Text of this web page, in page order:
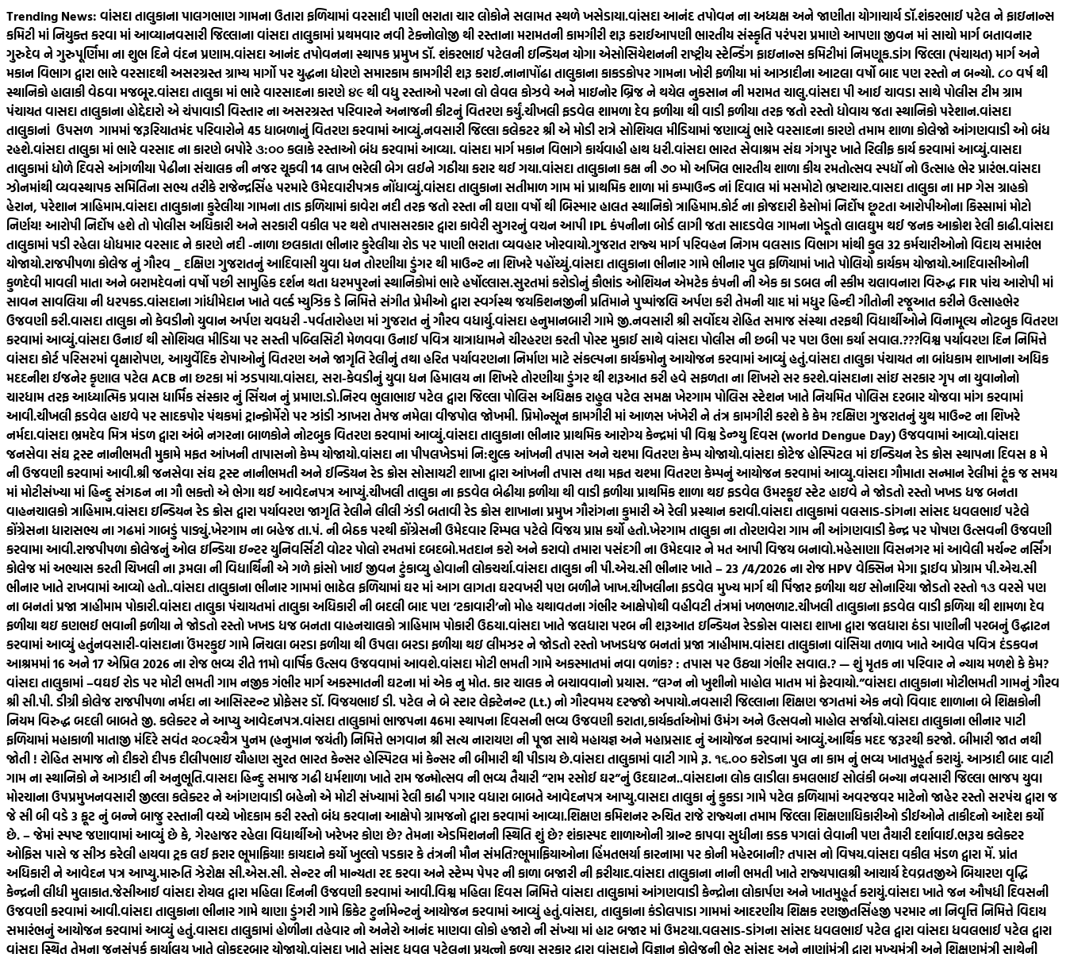
Skip
to
content
Trending News: વાંસદા તાલુકાના પાલગભાણ ગામના ઉતારા ફળિયામાં વરસાદી પાણી ભરાતા ચાર લોકોને સલામત સ્થળે ખસેડાયા.વાંસદા આનંદ તપોવન ના અધ્યક્ષ અને જાણીતા યોગાચાર્ય ડૉ.શંકરભાઈ પટેલ ને ફાઇનાન્સ
કમિટી માં નિયુક્ત કરવા માં આવ્યાનવસારી જિલ્લાના વાંસદા તાલુકામાં પ્રથમવાર નવી ટેક્નોલોજી થી રસ્તાના મરામતની કામગીરી શરૂ કરાઈઆપણી ભારતીય સંસ્કૃતિ પરંપરા પ્રમાણે આપણા જીવન માં સાચો માર્ગ બતાવનાર
ગુરુદેવ ને ગુરુપૂર્ણિમા ના શુભ દિને વંદન પ્રણામ.વાંસદા આનંદ તપોવનના સ્થાપક પ્રમુખ ડૉ. શંકરભાઈ પટેલની ઇન્ડિયન યોગા એસોસિયેશનની રાષ્ટ્રીય સ્ટેન્ડિંગ ફાઇનાન્સ કમિટીમાં નિમણૂક.ડાંગ જિલ્લા (પંચાયત) માર્ગ અને
મકાન વિભાગ દ્વારા ભારે વરસાદથી અસરગ્રસ્ત ગ્રામ્ય માર્ગો પર યુદ્ધના ધોરણે સમારકામ કામગીરી શરૂ કરાઈ.નાનાપોંઢા તાલુકાના કાકડકોપર ગામના ખોરી ફળીયા માં આઝાદીના આટલા વર્ષો બાદ પણ રસ્તો ન બન્યો. ૮૦‌ વર્ષ થી
સ્થાનિકો હાલાકી વેઠવા મજબૂર.વાંસદા તાલુકા માં ભારે વારસાદના કારણે ૪૯ થી વધુ રસ્તાઓ પરના લો લેવલ કોઝવે અને માઇનોર બ્રિજ ને થયેલ નુકસાન ની મરામત ચાલુ.વાંસદા પી આઈ ચાવડા સાથે પોલીસ ટીમ ગ્રામ
પંચાયત વાસદા તાલુકાના હોદ્દેદારો એ ચંપાવાડી વિસ્તાર ના અસરગ્રસ્ત પરિવારને અનાજની કીટનું વિતરણ કર્યું.ચીખલી ફડવેલ શામળા દેવ ફળીયા થી વાડી ફળીયા તરફ જતો રસ્તો ધોવાય જતા સ્થાનિકો પરેશાન.વાંસદા
તાલુકાનાં ઉપસળ ગામમાં જરૂરિયાતમંદ પરિવારોને 45 ધાબળાનું વિતરણ કરવામાં આવ્યું.નવસારી જિલ્લા કલેકટર શ્રી એ મોડી રાત્રે સોશિયલ મીડિયામાં જણાવ્યું ભારે વરસાદના કારણે તમામ શાળા કોલેજો આંગણવાડી ઓ બંધ
રહશે.વાંસદા તાલુકા માં ભારે વરસાદ ના કારણે બપોરે ૩:૦૦ કલાકે રસ્તાઓ બંધ કરવામાં આવ્યા. વાંસદા માર્ગ મકાન વિભાગે કાર્યવાહી હાથ ધરી.વાંસદા ભારત સેવાશ્રમ સંઘ ગંગપુર ખાતે રિલીફ કાર્ય કરવામાં આવ્યું.વાસદા
તાલુકામાં ધોળે દિવસે આંગળીયા પેઢીના સંચાલક ની નજર ચૂકવી 14 લાખ ભરેલી બેગ લઈને ગઠીયા કરાર થઈ ગયા.વાંસદા તાલુકાના કક્ષ ની ૭૦ મો અખિલ ભારતીય શાળા કીય રમતોત્સવ સ્પધૉ નો ઉત્સાહ ભેર પ્રારંભ.વાંસદા
ઝોનમાંથી વ્યવસ્થાપક સમિતિના સભ્ય તરીકે રાજેન્દ્રસિંહ પરમારે ઉમેદવારીપત્રક નોંધાવ્યું.વાંસદા તાલુકાના સતીમાળ ગામ માં પ્રાથમિક શાળા માં કમ્પાઉન્ડ નાં દિવાલ માં મસમોટો ભ્રષ્ટાચાર.વાસદા તાલુકા ના HP ગેસ ગ્રાહકો
હેરાન, પરેશાન ત્રાહિમામ.વાંસદા તાલુકાના કુરેલીયા ગામના તાડ ફળિયામાં કાવેરા નદી તરફ જતો રસ્તા ની ઘણા વર્ષો થી બિસ્માર હાલત સ્થાનિકો ત્રાહિમામ.કોર્ટ ના ફોજદારી કેસોમાં નિર્દોષ છૂટતા આરોપીઓના કિસ્સામાં મોટો
નિર્ણય! આરોપી નિર્દોષ હશે તો પોલીસ અધિકારી અને સરકારી વકીલ પર થશે તપાસસરકાર દ્વારા કાવેરી સુગરનું વચન આપી IPL કંપનીના બોર્ડ લાગી જતા સાદડવેલ ગામના ખેડૂતો લાલઘુમ થઈ જનક આક્રોશ રેલી કાઢી.વાંસદા
તાલુકામાં પડી રહેલા ધોધમાર વરસાદ ને કારણે નદી -નાળા છલકાતા ભીનાર કુરેલીયા રોડ પર પાણી ભરાતા વ્યવહાર ખોરવાયો.ગુજરાત રાજ્ય માર્ગ પરિવહન નિગમ વલસાડ વિભાગ માંથી કુલ 32 કર્મચારીઓનો વિદાય સમારંભ
યોજાયો.રાજપીપળા કોલેજ નું ગૌરવ _ દક્ષિણ ગુજરાતનું આદિવાસી યુવા ધન તોરણીયા ડુંગર થી માઉન્ટ ના શિખરે પહોંચ્યું.વાંસદા તાલુકાના ભીનાર ગામે ભીનાર પુલ ફળિયામાં ખાતે પોલિયો કાર્યકમ યોજાયો.આદિવાસીઓની
કુળદેવી માવલી માતા અને બરામદેવનાં વર્ષો પછી સામુહિક દર્શન થતા ધરમપુરનાં સ્થાનિકોમાં ભારે હર્ષોલ્લાસ.સુરતમાં કરોડોનું કૌભાંડ ઓશિયન એમટેક કંપની ની એક કા ડબલ ની સ્કીમ ચલાવનારા વિરુદ્ધ FIR પાંચ આરોપી માં
સાવન સાવલિયા ની ધરપકડ.વાંસદાના ગાંધીમેદાન ખાતે વર્લ્ડ મ્યુઝિક ડે નિમિત્તે સંગીત પ્રેમીઓ દ્વારા સ્વર્ગસ્થ જયકિશનજીની પ્રતિમાને પુષ્પાંજલિ અર્પણ કરી તેમની યાદ માં મધુર હિન્દી ગીતોની રજૂઆત કરીને ઉત્સાહભેર
ઉજવણી કરી.વાસદા તાલુકા નો કેવડીનો યુવાન અર્પણ ચવધરી -પર્વતારોહણ માં ગુજરાત નું ગૌરવ વધાર્યુ.વાંસદા હનુમાનબારી ગામે જી.નવસારી શ્રી સર્વોદય રોહિત સમાજ સંસ્થા તરફથી વિદ્યાર્થીઓને વિનામૂલ્ય નોટબુક વિતરણ
કરવામાં આવ્યું.વાંસદા ઉનાઈ થી સોશિયલ મીડિયા પર સસ્તી પબ્લિસિટી મેળવવા ઉનાઈ પવિત્ર યાત્રાધામને ચીરહરણ કરતી પોસ્ટ મુકાઈ સાથે વાંસદા પોલીસ ની છબી પર પણ ઉભા કર્યા સવાલ.???વિશ્વ પર્યાવરણ દિન નિમિત્તે
વાંસદા કોર્ટ પરિસરમાં વૃક્ષારોપણ, આયુર્વેદિક રોપાઓનું વિતરણ અને જાગૃતિ રેલીનું તથા હરિત પર્યાવરણના નિર્માણ માટે સંકલ્પના કાર્યક્રમોનુ આયોજન કરવામાં આવ્યું હતું.વાંસદા તાલુકા પંચાયત ના બાંધકામ શાખાના અધિક
મદદનીશ ઈજનેર કૃણાલ પટેલ ACB ના છટકા માં ઝડપાયા.વાંસદા, સરા-કેવડીનું યુવા ધન હિમાલય ના શિખરે તોરણીયા ડુંગર થી શરૂઆત કરી હવે સફળતા ના શિખરો સર કરશે.વાંસદાના સાંઇ સરકાર ગૃપ ના યુવાનોનો
ચારધામ તરફ આધ્યાત્મિક પ્રવાસ ધાર્મિક સંસ્કાર નું સિંચન નું પ્રમાણ.ડો.નિરવ ભુલાભાઇ પટેલ દ્વારા જિલ્લા પોલિસ અધિક્ષક રાહુલ પટેલ સમક્ષ ખેરગામ પોલિસ સ્ટેશન ખાતે નિયમિત પોલિસ દરબાર યોજવા માંગ કરવામાં
આવી.ચીખલી ફડવેલ હાઇવે પર સાદકપોર પંથકમાં ટ્રાન્ફોર્મેરો પર ઝાંડી ઝાખરા તેમજ નમેલા વીજપોલ જોખમી. પ્રિમોન્સૂન કામગીરી માં આળસ ખંખેરી ને તંત્ર કામગીરી કરશે કે કેમ ?દક્ષિણ ગુજરાતનું યુથ માઉન્ટ ના શિખરે
નર્મદા.વાંસદા ભ્રમદેવ મિત્ર મંડળ દ્વારા અંબે નગરના બાળકોને નોટબુક વિતરણ કરવામાં આવ્યું.વાંસદા તાલુકાના ભીનાર પ્રાથમિક આરોગ્ય કેન્દ્રમાં પી વિશ્વ ડેન્ગ્યુ દિવસ (world Dengue Day) ઉજવવામાં આવ્યો.વાંસદા
જનસેવા સંઘ ટ્રસ્ટ નાનીભમતી મુકામે મફત આંખની તાપાસનો કેમ્પ યોજાયો.વાંસદા ના પીપલખેડમાં નિ:શુલ્ક આંખની તપાસ અને ચશ્મા વિતરણ કેમ્પ યોજાયો.વાંસદા કોટેજ હોસ્પિટલ માં ઇન્ડિયન રેડ ક્રોસ સ્થાપના દિવસ 8 મે
ની ઉજવણી કરવામાં આવી.શ્રી જનસેવા સંઘ ટ્રસ્ટ નાનીભમતી અને ઈન્ડિયન રેડ ક્રોસ સોસાયટી શાખા દ્વારા આંખની તપાસ તથા મફત ચશ્મા વિતરણ કેમ્પનું આયોજન કરવામાં આવ્યુ.વાંસદા ગૌમાતા સન્માન રેલીમાં ટૂંક જ સમય
માં મોટીસંખ્યા માં હિન્દુ સંગઠન ના ગૌ ભક્તો એ ભેગા થઈ આવેદનપત્ર આપ્યું.ચીખલી તાલુકા ના ફડવેલ બેઢીયા ફળીયા થી વાડી ફળીયા પ્રાથમિક શાળા થઇ ફડવેલ ઉમરકૂઇ સ્ટેટ હાઇવે ને જોડતો રસ્તો ખખડ ધજ બનતા
વાહનચાલકો ત્રાહિમામ.વાંસદા ઇન્ડિયન રેડ ક્રોસ દ્વારા પર્યાવરણ જાગૃતિ રેલીને લીલી ઝંડી બતાવી રેડ ક્રોસ શાખાના પ્રમુખ ગૌરાંગના કુમારી એ રેલી પ્રસ્થાન કરાવી.વાંસદા તાલુકામાં વલસાડ-ડાંગના સાંસદ ધવલભાઈ પટેલે
કોંગ્રેસના ધારાસભ્ય ના ગઢમાં ગાબડું પાડ્યું.ખેરગામ ના બહેજ તા.પં. ની બેઠક પરથી કોંગ્રેસની ઉમેદવાર રિમ્પલ પટેલે વિજય પ્રાપ્ત કર્યો હતો.ખેરગામ તાલુકા ના તોરણવેરા ગામ ની આંગણવાડી કેન્દ્ર પર પોષણ ઉત્સવની ઉજવણી
કરવામા આવી.રાજપીપળા કોલેજનું ઓલ ઇન્ડિયા ઇન્ટર યુનિવર્સિટી વોટર પોલો રમતમાં દબદબો.મતદાન કરો અને કરાવો તમારા પસંદગી ના ઉમેદવાર ને મત આપી વિજય બનાવો.મહેસાણા વિસનગર માં આવેલી મર્ચન્ટ નર્સિંગ
કોલેજ માં અભ્યાસ કરતી ચિખલી ના રૂમલા ની વિદ્યાર્થિની એ ગળે ફાંસો ખાઈ જીવન ટુંકાવ્યુ હોવાની લોકચર્ચા.વાંસદા તાલુકા ની પી.એચ.સી ભીનાર ખાતે – 23 /4/2026 ના રોજ HPV વેક્સિન મેગા ડ્રાઈવ પ્રોગ્રામ પી.એચ.સી
ભીનાર ખાતે રાખવામાં આવ્યો હતો..વાંસદા તાલુકાના ભીનાર ગામમાં ભાઠેલ ફળિયામાં ઘર માં આગ લાગતા ઘરવખરી પણ બળીને ખાખ.ચીખલીના ફડવેલ મુખ્ય માર્ગ થી પિંજાર ફળીયા થઇ સોનારિયા જોડતો રસ્તો ૧૩ વરસે પણ
ના બનતાં પ્રજા ત્રાહીમામ પોકારી.વાંસદા તાલુકા પંચાયતમાં તાલુકા અધિકારી ની બદલી બાદ પણ ‘ટકાવારી’નો મોહ યથાવતના ગંભીર આક્ષેપોથી વહીવટી તંત્રમાં ખળભળાટ.ચીખલી તાલુકાના ફડવેલ વાડી ફળિયા થી શામળા દેવ
ફળીયા થઇ કણભઈ ભવાની ફળીયા ને જોડતો રસ્તો ખખડ ધજ બનતા વાહનચાલકો ત્રાહિમામ પોકારી ઉઠયા.વાંસદા ખાતે જલધારા પરબ ની શરૂઆત ઇન્ડિયન રેડક્રોસ વાસદા શાખા દ્વારા જલધારા ઠંડા પાણીની પરબનું ઉદ્ઘાટન
કરવામાં આવ્યું હતુંનવસારી-વાંસદાના ઉંમરકુઇ ગામે નિચલા બરડા ફળીયા થી ઉપલા બરડા ફળીયા થઇ લીમઝર ને જોડતો રસ્તો ખખડધજ બનતાં પ્રજા ત્રાહીમામ.વાંસદા તાલુકાના વાંસિયા તળાવ ખાતે આવેલ પવિત્ર દંડકવન
આશ્રમમાં 16 અને 17 એપ્રિલ 2026 ના રોજ ભવ્ય રીતે 11મો વાર્ષિક ઉત્સવ ઉજવવામાં આવશે.વાંસદા મોટી ભમતી ગામે અકસ્માતમાં નવા વળાંક? : તપાસ પર ઉઠ્યા ગંભીર સવાલ.? — શું મૃતક ના પરિવાર ને ન્યાય મળશે કે કેમ?
વાંસદા તાલુકામાં –વઘઈ રોડ પર મોટી ભમતી ગામ નજીક ગંભીર માર્ગ અકસ્માતની ઘટના માં એક નુ મોત. કાર ચાલક ને બચાવવાનો પ્રયાસ. “લગ્ન નો ખુશીનો માહોલ માતમ માં ફેરવાયો.”વાંસદા તાલુકાના મોટીભમતી ગામનું ગૌરવ
શ્રી સી.પી. ડીગ્રી કોલેજ રાજપીપળા નર્મદા ના આસિસ્ટન્ટ પ્રોફેસર ડૉ. વિજયભાઈ ડી. પટેલ ને બે સ્ટાર લેફ્ટેનન્ટ (Lt.) નો ગૌરવમય દરજ્જો અપાયો.નવસારી જિલ્લાના શિક્ષણ જગતમાં એક નવો વિવાદ શાળાના બે શિક્ષકોની
નિયમ વિરુદ્ધ બદલી બાબતે જી. કલેક્ટર ને આપ્યુ આવેદનપત્ર.વાંસદા તાલુકામાં ભાજપના 46મા સ્થાપના દિવસની ભવ્ય ઉજવણી કરાતા,કાર્યકર્તાઓમાં ઉમંગ અને ઉત્સવનો માહોલ સર્જાયો.વાંસદા તાલુકાના ભીનાર પાટી
ફળિયામાં મહાકાળી માતાજી મંદિરે સવંત ‌‌૨૦૮૨ચૈત્ર‌ પુનમ (હનુમાન જયંતી) નિમિત્તે ભગવાન શ્રી સત્ય નારાયણ ની પૂજા સાથે મહાયજ્ઞ અને મહાપ્રસાદ નું આયોજન કરવામાં આવ્યું.આર્થિક મદદ જરૂરથી કરજો. બીમારી જાત નથી
જોતી ! રોહિત સમાજ નો દીકરો દીપક દીલીપભાઇ ચૌહાણ સુરત ભારત કેન્સર હોસ્પિટલ માં કેન્સર ની બીમારી થી પીડાય છે.વાંસદા તાલુકામાં વાટી ગામે રૂ. ૧૬.૦૦ કરોડના પુલ ના કામ નું ભવ્ય ખાતમુહૂર્ત કરાયું. આઝાદી બાદ વાટી
ગામ ના સ્થાનિકો ને આઝાદી ની અનુભૂતિ.વાસદા હિન્દુ સમાજ ગઢી ધર્મશાળા ખાતે રામ જન્મોત્સવ ની ભવ્ય તૈયારી “રામ રસોઈ ઘર”નું ઉદઘાટન..વાંસદાના લોક લાડીલા કમલભાઈ સોલંકી બન્યા નવસારી જિલ્લા ભાજપ યુવા
મોરચાના ઉપપ્રમુખનવસારી જીલ્લા કલેક્ટર ને આંગણવાડી બહેનો એ મોટી સંખ્યામાં રેલી કાઢી પગાર વધારા બાબતે આવેદનપત્ર આપ્યુ.વાસદા તાલુકા નું કુકડા ગામે પટેલ ફળિયામાં અવરજવર માટેનો જાહેર રસ્તો સરપંચ દ્વારા જ
જે સી બી વડે 3 ફૂટ નું બન્ને બાજુ રસ્તાની વચ્ચે ખોદકામ કરી રસ્તો બંધ કરવાના આક્ષેપો ગ્રામજનો દ્વારા કરવામાં આવ્યા.શિક્ષણ કમિશનર રુચિત રાજે રાજ્યના તમામ જિલ્લા શિક્ષણાધિકારીઓ ડીઈઓને તાકીદનો આદેશ કર્યો
છે. – જેમાં સ્પષ્ટ જણાવામાં આવ્યું છે કે, ગેરહાજર રહેલા વિદ્યાર્થીઓ ખરેખર કોણ છે? તેમના એડમિશનની સ્થિતિ શું છે? શંકાસ્પદ શાળાઓની ગ્રાન્ટ કાપવા સુધીના કડક પગલાં લેવાની પણ તૈયારી દર્શાવાઈ.ભરૂચ કલેક્ટર
ઓફિસ પાસે જ સીઝ કરેલી હાયવા ટ્રક લઈ ફરાર ભૂમાફિયા! કાયદાને કર્યો ખુલ્લો પડકાર કે તંત્રની મૌન સંમતિ?ભૂમાફિયાઓના હિંમતભર્યા કારનામા પર કોની મહેરબાની? તપાસ નો વિષય.વાંસદા વકીલ મંડળ દ્વારા મેં. પ્રાંત
અધિકારી ને આવેદન પત્ર આપ્યુ.મારુતિ ઝેરોક્ષ સી.એસ.સી. સેન્ટર ની માન્યતા રદ કરવા અને સ્ટેમ્પ પેપર ની કાળા બજારી ની ફરીયાદ.વાંસદા તાલુકાના નાની ભમતી ખાતે રાજ્યપાલશ્રી આચાર્ય દેવવ્રતજીએ બિયારણ વૃદ્ધિ
કેન્દ્રની લીધી મુલાકાત.જેસીઆઈ વાંસદા રોયલ દ્વારા મહિલા દિનની ઉજવણી કરવામાં આવી.વિશ્વ મહિલા દિવસ નિમિત્તે વાંસદા તાલુકામાં આંગણવાડી કેન્દ્રોના લોકાર્પણ અને ખાતમુહૂર્ત કરાયું.વાંસદા ખાતે જન ઔષધી દિવસની
ઉજવણી કરવામાં આવી.વાંસદા તાલુકાના ભીનાર ગામે થાણા ડુંગરી ગામે ક્રિકેટ ટુર્નામેન્ટનું આયોજન કરવામાં આવ્યું હતું.વાંસદા, તાલુકાના કંડોલપાડા ગામમાં આદરણીય શિક્ષક રણજીતસિંહજી પરમાર ના નિવૃત્તિ નિમિત્તે વિદાય
સમારંભનું આયોજન કરવામાં આવ્યું હતું.વાસદા તાલુકામાં હોળીના તહેવાર નો અનેરો આનંદ માણવા લોકો હજારો ની સંખ્યા માં હાટ બજાર માં ઉમટયા.વલસાડ-ડાંગના સાંસદ ધવલભાઈ પટેલ દ્વારા વાંસદા ધવલભાઈ પટેલ દ્વારા
વાંસદા સ્થિત તેમના જનસંપર્ક કાર્યાલય ખાતે લોકદરબાર યોજાયો.વાંસદા ખાતે સાંસદ ધવલ પટેલના પ્રયત્નો ફળ્યા સરકાર દ્વારા વાંસદાને વિજ્ઞાન કોલેજની ભેટ સાંસદ અને નાણાંમંત્રી દ્વારા મુખ્યમંત્રી અને શિક્ષણમંત્રી સાથેની